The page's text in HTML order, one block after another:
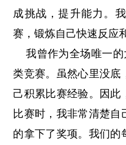
成挑战，提升能力。
赛，锻炼自己快速反应
我曾作为全场唯一的
类竞赛。虽然心里没底
己积累比赛经验。因此
比赛时，我非常清楚自
的拿下了奖项。我们的